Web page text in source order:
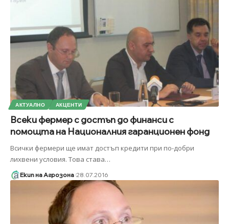
АКТУАЛНО АКЦЕНТИ
Всеки фермер с достъп до финанси с
помощта на Националния гаранционен фонд
Всички фермери ще имат достъп кредити при по-добри
лихвени условия. Това става…
Екип на Агрозона 28.07.2016